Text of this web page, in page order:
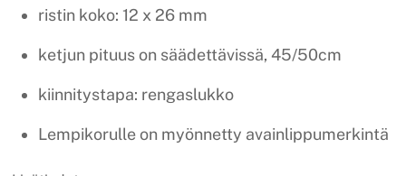
ristin koko: 12 x 26 mm
ketjun pituus on säädettävissä, 45/50cm
kiinnitystapa: rengaslukko
Lempikorulle on myönnetty avainlippumerkintä